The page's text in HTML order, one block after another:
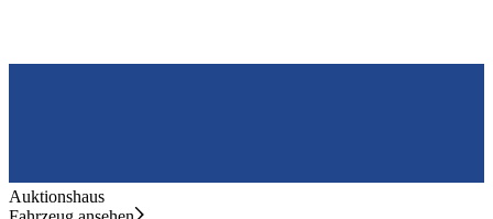
Auktionshaus